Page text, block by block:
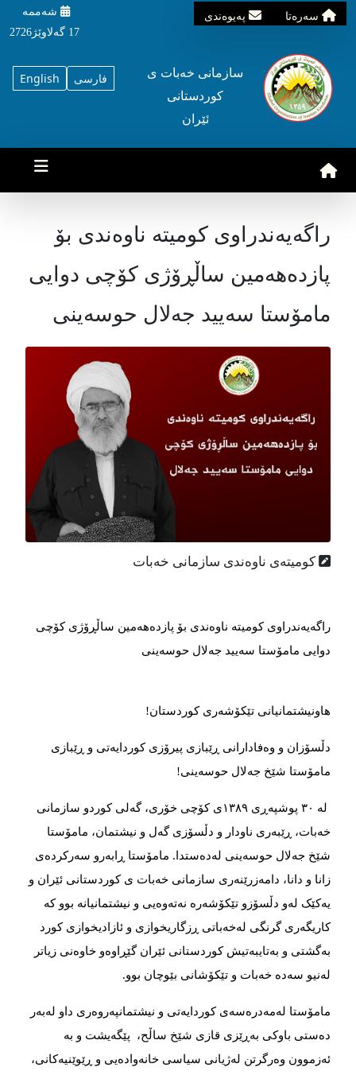
سه‌ره‌تا په‌یوه‌ندی
شه‌ممه‌
17 گه‌لاوێژ2726
English فارسی
سازمانی خه‌بات ی
کوردستانی
ئێران
راگەیەندراوی کومیتە ناوەندی بۆ
پازدەهەمین ساڵڕۆژی کۆچی دوایی
مامۆستا سەیید جەلال حوسەینی
کومیتەی ناوەندی سازمانی خەبات
راگەیەندراوی کومیتە ناوەندی بۆ پازدەهەمین ساڵڕۆژی کۆچی
دوایی مامۆستا سەیید جەلال حوسەینی
هاونیشتمانیانی تێکۆشه‌ری کوردستان!
دڵسۆزان و وه‌فادارانی ڕێبازی پیرۆزی کوردایه‌تی و ڕێبازی
مامۆستا شێخ جه‌لال حوسەینی!
له‌ ٣٠ پوشپه‌ڕی ۱٣٨٩ی کۆچی خۆری، گه‌لی کوردو سازمانی
خه‌بات، ڕێبه‌ری ناودار و دڵسۆزی گه‌ل و نیشتمان، مامۆستا
شێخ جه‌لال حوسەینی له‌ده‌ستدا. مامۆستا ڕابه‌رو سه‌رکردەی
زانا و دانا، دامه‌زرێنه‌ری سازمانی خه‌بات ی کوردستانی ئێران و
یه‌کێک له‌و دڵسۆزو تێکۆشەرە نه‌ته‌‌وه‌یی و نیشتمانیانه‌ بوو که‌
کاریگه‌ری گرنگی له‌خه‌باتی ڕزگاریخوازی و ئازادیخوازی کورد
به‌گشتی و به‌تایبه‌تیش کوردستانی ئێران گێڕاوەو خاوه‌نی زیاتر
لەنیو سه‌‌‌ده‌‌‌ ‌‌‌خه‌‌‌بات و تێکۆشانی بێوچان بوو.
مامۆستا له‌مەدرەسەی کوردایه‌تی و نیشتمانپه‌روه‌ری داو لەبەر
دەستی باوکی بەڕێزی قازی شێخ ساڵح، پێگه‌یشت و بە
ئەزموون وەرگرتن لەژیانی سیاسی خانەوادەیی و ڕێوێنیەكانی،